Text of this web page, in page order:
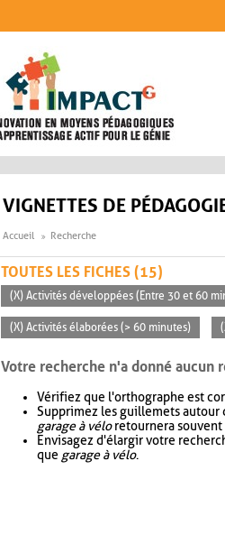
VIGNETTES DE
Accueil Recherche
TOUTES LES FICHES (15)
(X) Activités développées (Entre 30 et 60
(X) Activités élaborées (> 60 minutes)
Votre recherche n'a donné aucun
Vérifiez que l'orthographe est
Supprimez les guillemets autour
garage à véloretournera souvent
Envisagez d'élargir votre
que garage à vélo.